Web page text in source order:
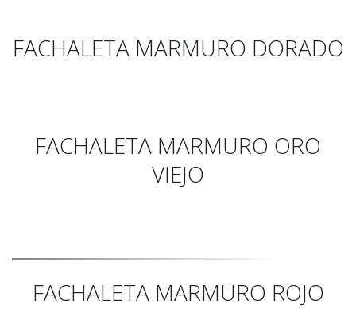
FACHALETA MARMURO DORADO
FACHALETA MARMURO ORO
VIEJO
FACHALETA MARMURO ROJO